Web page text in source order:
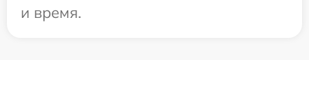
и время.